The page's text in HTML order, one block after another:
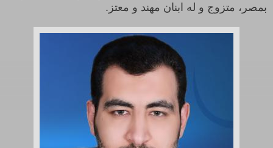
بمصر، متزوج و له ابنان مهند و معتز.